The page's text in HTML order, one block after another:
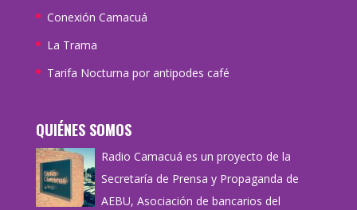
Conexión Camacuá
La Trama
Tarifa Nocturna por antipodes café
QUIÉNES SOMOS
Radio Camacuá es un proyecto de la
Secretaría de Prensa y Propaganda de
AEBU, Asociación de bancarios del